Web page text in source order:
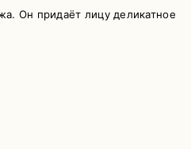
Он придаёт лицу деликатное